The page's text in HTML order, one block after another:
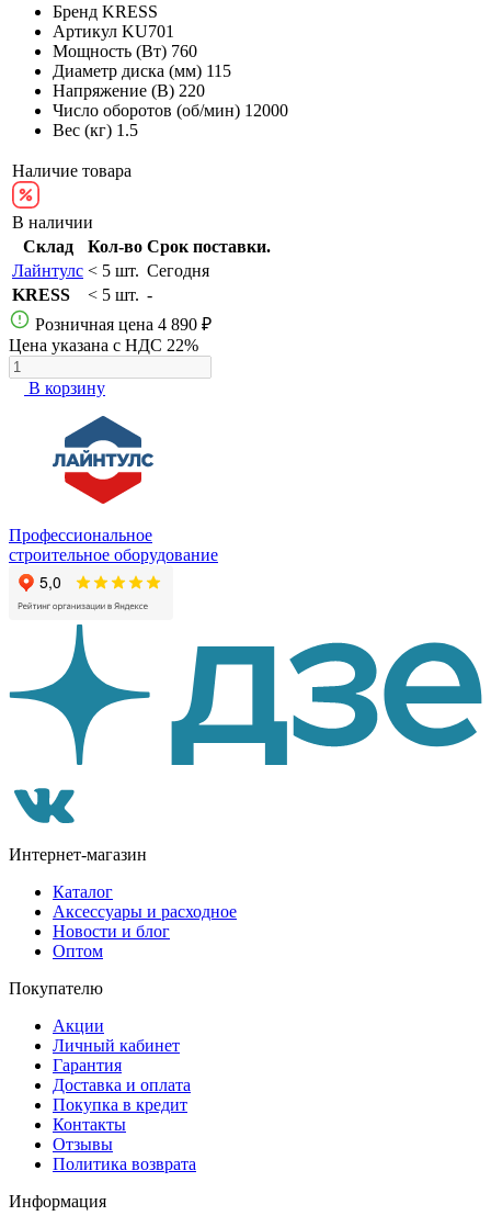
Бренд KRESS
Артикул KU701
Мощность (Вт) 760
Диаметр диска (мм) 115
Напряжение (В) 220
Число оборотов (об/мин) 12000
Вес (кг) 1.5
Наличие товара
В наличии
Склад
Кол-во Срок поставки.
Лайнтулс < 5 шт. Сегодня
KRESS
< 5 шт. -
Розничная цена 4 890 ₽
Цена указана с НДС 22%
В корзину
Профессиональное
строительное оборудование
Интернет-магазин
Каталог
Аксессуары и расходное
Новости и блог
Оптом
Покупателю
Акции
Личный кабинет
Гарантия
Доставка и оплата
Покупка в кредит
Контакты
Отзывы
Политика возврата
Информация